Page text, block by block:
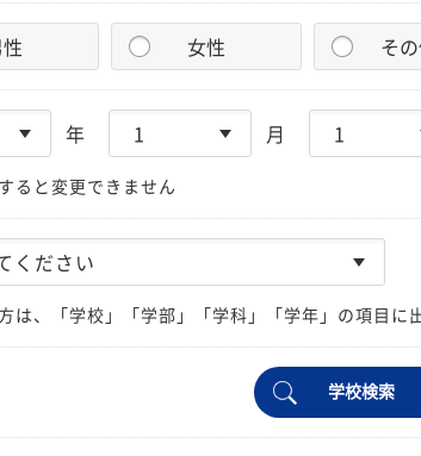
性 女性 そ
年 月
ると変更できません
は、「学校」「学部」「学科」「学年」の項目に
学校検索